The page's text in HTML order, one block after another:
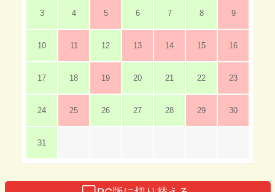
3 4 5 6 7 8 9
10 11 12 13 14 15 16
17 18 19 20 21 22 23
24 25 26 27 28 29 30
31